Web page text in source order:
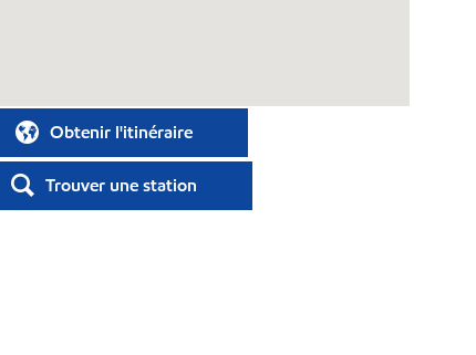
Obtenir l'itinéraire
Trouver une station